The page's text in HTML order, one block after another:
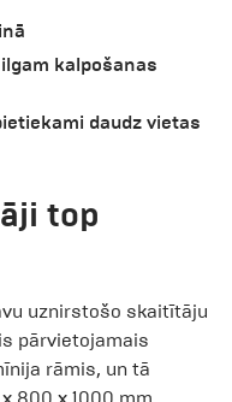
kalpošanas
daudz vietas
top
uznirstošo skaitītāju
pārvietojamais
rāmis, un tā
800 x 1000 mm.